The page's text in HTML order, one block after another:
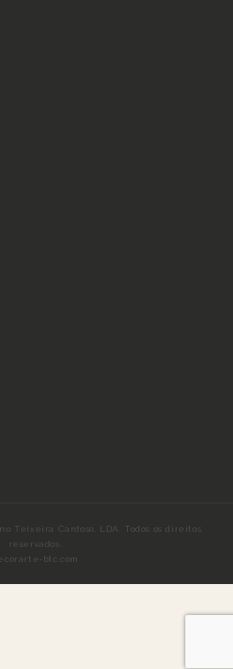
Teixeira Cardoso, LDA. Todos os direitos
reservados.
btc.com